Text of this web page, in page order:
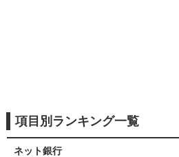
項目別ランキング一覧
ネット銀行